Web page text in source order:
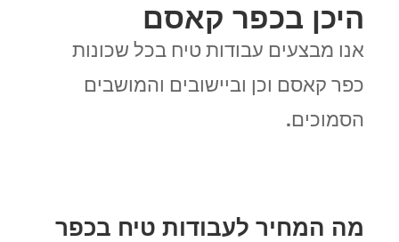
היכן בכפר קאסם
אנו מבצעים עבודות טיח בכל שכונות
כפר קאסם וכן וביישובים והמושבים
הסמוכים.
מה המחיר לעבודות טיח בכפר